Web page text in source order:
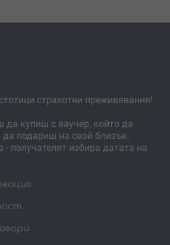
страхотни преживявания!
да купиш с ваучер, който да
подариш на свой близък.
получателят избира датата на